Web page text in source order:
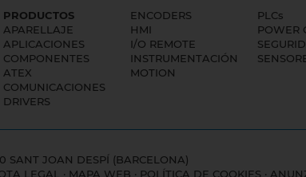
PRODUCTOS
APARELLAJE
APLICACIONES
COMPONENTES
ATEX
COMUNICACIONES
DRIVERS
ENCODERS
HMI
I/O REMOTE
INSTRUMENTACIÓN
MOTION
PLCs
POWER
SANT JOAN DESPÍ (BARCELONA)
LEGAL · MAPA WEB · POLÍTICA DE COOKIES ·